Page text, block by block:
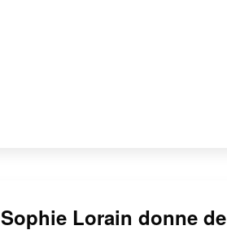
Sophie Lorain donne de